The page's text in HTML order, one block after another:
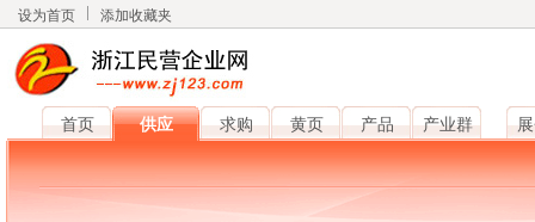
设为首页 添加收藏夹
首页 供应 求购 黄页 产品 产业群